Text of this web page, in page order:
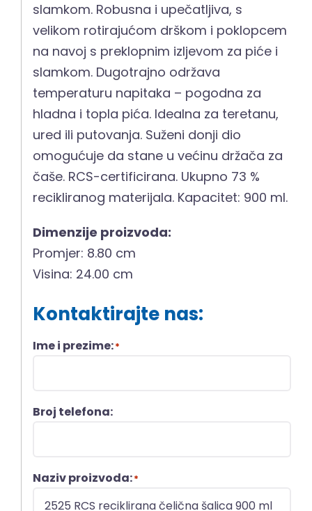
slamkom. Robusna i upečatljiva, s
velikom rotirajućom drškom i poklopcem
na navoj s preklopnim izljevom za piće i
slamkom. Dugotrajno održava
temperaturu napitaka – pogodna za
hladna i topla pića. Idealna za teretanu,
ured ili putovanja. Suženi donji dio
omogućuje da stane u većinu držača za
čaše. RCS-certificirana. Ukupno 73 %
recikliranog materijala. Kapacitet: 900 ml.
Dimenzije proizvoda:
Promjer: 8.80 cm
Visina: 24.00 cm
Kontaktirajte nas:
Ime i prezime:*
Broj telefona:
Naziv proizvoda:*